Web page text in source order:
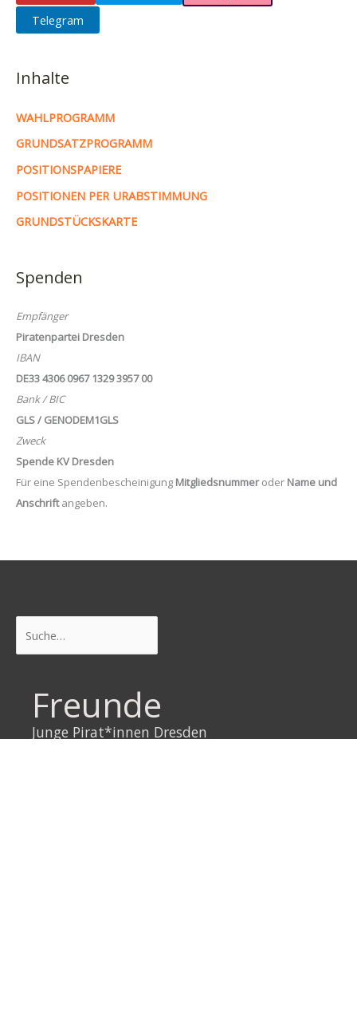
Telegram
Inhalte
WAHLPROGRAMM
GRUNDSATZPROGRAMM
POSITIONSPAPIERE
POSITIONEN PER URABSTIMMUNG
GRUNDSTÜCKSKARTE
Spenden
Empfänger
Piratenpartei Dresden
IBAN
DE33 4306 0967 1329 3957 00
Bank / BIC
GLS / GENODEM1GLS
Zweck
Spende KV Dresden
Für eine Spendenbescheinigung Mitgliedsnummeroder Name und
Anschriftangeben.
Freunde
Junge Pirat*innen Dresden